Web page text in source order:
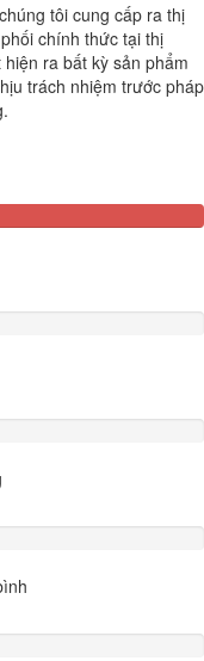
tôi cung cấp ra thị
chính thức tại thị
ra bất kỳ sản phẩm
trách nhiệm trước pháp